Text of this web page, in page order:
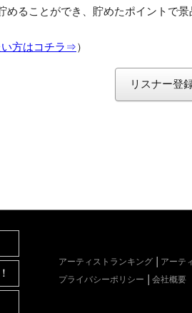
めることができ、貯めたポイントで
い方はコチラ⇒）
リスナー登
アーティストランキング アーテ
プライバシーポリシー
会社概要